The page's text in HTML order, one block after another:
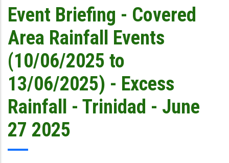
(19/06/2025
to
19/06/2025)
-
Excess
Rainfall
Guatemala
June
2025
Event Briefing - Covered
Area Rainfall Events
(10/06/2025 to
13/06/2025) - Excess
Rainfall - Trinidad - June
27 2025